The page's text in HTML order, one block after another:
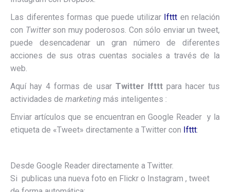
Las diferentes formas que puede utilizarIfttt en relación
con Twitterson muy poderosos. Con sólo enviar un tweet,
puede desencadenar un gran número de diferentes
acciones de sus otras cuentas sociales a través de la
web.
Aquí hay 4 formas de usarTwitter Iftttpara hacer tus
actividades de marketing más inteligentes :
Enviar artículos que se encuentran en Google Reader y la
etiqueta de «Tweet» directamente a Twitter con Ifttt:
Desde Google Reader directamente a Twitter.
Si publicas una nueva foto en Flickr o Instagram , tweet